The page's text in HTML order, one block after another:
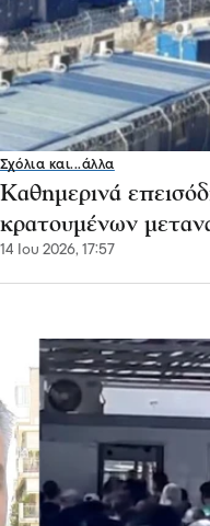
Σχόλια και...άλλα
Καθημερινά
κρατουμένων
14 Ιου 2026, 17:57